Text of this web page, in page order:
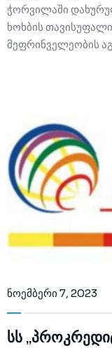
ჭორვილაში
ხოხბის
მეფრინველეობის
ნოემბერი 7, 2023
სს